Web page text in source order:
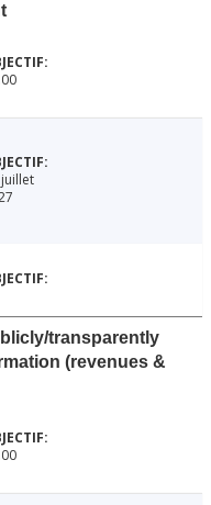
transparently
(revenues &